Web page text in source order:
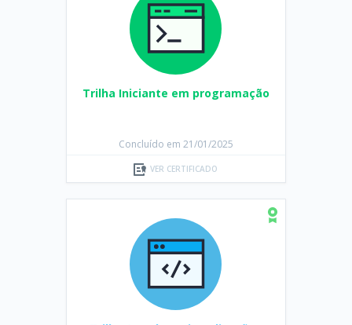
Trilha Iniciante em programação
Concluído em 21/01/2025
VER CERTIFICADO